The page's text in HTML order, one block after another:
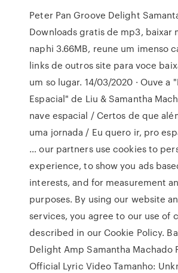
Peter Pan Groove Delight
Downloads gratis de mp3, baixar
naphi 3.66MB, reune um imenso
links de outros site para voce
um so lugar. 14/03/2020 · Ouve a
Espacial" de Liu & Samantha
nave espacial / Certos de que
uma jornada / Eu quero ir, pro
… our partners use cookies to
experience, to show you ads
interests, and for measurement
purposes. By using our website
services, you agree to our use of
described in our Cookie Policy.
Delight Amp Samantha Machado
Official Lyric Video Tamanho: